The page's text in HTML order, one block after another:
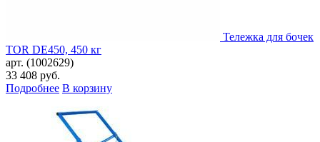
Тележка для бочек
TOR DE450, 450 кг
арт. (1002629)
33 408 руб.
Подробнее В корзину